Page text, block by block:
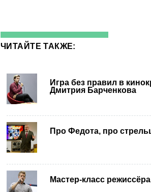
ЧИТАЙТЕ ТАКЖЕ:
Игра без правил в
Дмитрия Барченкова
Про Федота, про
Мастер-класс